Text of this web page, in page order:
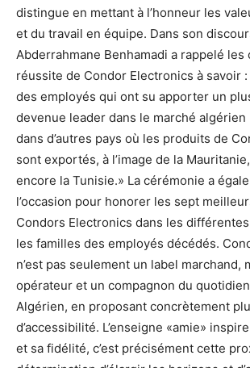
distingue en mettant à l’honneur les
et du travail en équipe. Dans son
Abderrahmane Benhamadi a rappelé les
réussite de Condor Electronics à savoir :
des employés qui ont su apporter un
devenue leader dans le marché algérien
dans d’autres pays où les produits de
sont exportés, à l’image de la
encore la Tunisie.» La cérémonie a
l’occasion pour honorer les sept
Condors Electronics dans les
les familles des employés décédés.
n’est pas seulement un label marchand,
opérateur et un compagnon du
Algérien, en proposant concrètement
d’accessibilité. L’enseigne «amie»
et sa fidélité, c’est précisément cette